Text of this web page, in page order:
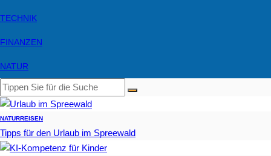
TECHNIK
FINANZEN
NATUR
NATURREISEN
Tipps für den Urlaub im Spreewald